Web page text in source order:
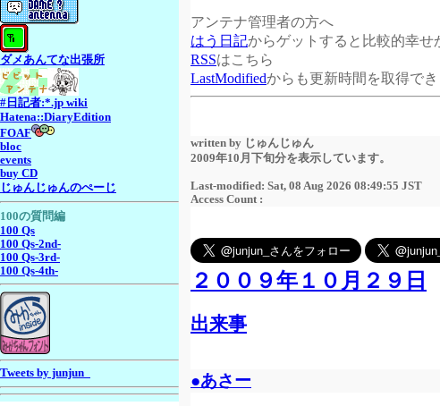
アンテナ管理者の方へ
はう日記からゲットすると比較的幸せ
RSSはこちら
LastModifiedからも更新時間を取得でき
written by じゅんじゅん
2009年10月下旬分を表示しています。
Last-modified: Sat, 08 Aug 2026 08:49:55 JST
Access Count :
２００９年１０月２９日
出来事
●あさー
ダメあんてな出張所
#日記者:*.jp wiki
Hatena::DiaryEdition
FOAF
bloc
events
buy CD
じゅんじゅんのぺーじ
100の質問編
100 Qs
100 Qs-2nd-
100 Qs-3rd-
100 Qs-4th-
Tweets by junjun_